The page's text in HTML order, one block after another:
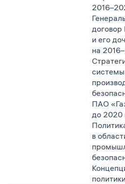
и его
на
системы
ПАО
до 2020
в